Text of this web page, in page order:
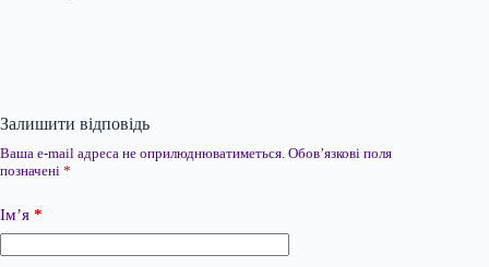
Залишити відповідь
Ваша e-mail адреса не оприлюднюватиметься. Обов’язкові поля
позначені *
Ім’я *